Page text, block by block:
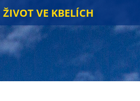
ŽIVOT VE KBELÍCH